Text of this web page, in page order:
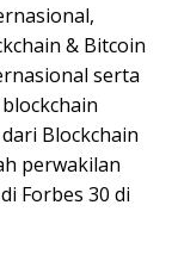
& Bitcoin
serta
Blockchain
perwakilan
Forbes 30 di